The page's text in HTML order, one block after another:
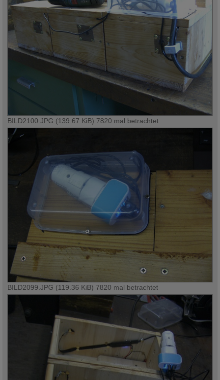
BILD2100.JPG (139.67 KiB) 7820 mal betrachtet
BILD2099.JPG (119.36 KiB) 7820 mal betrachtet